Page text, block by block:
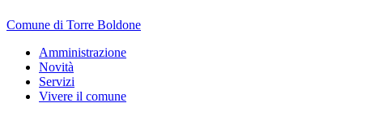
Comune di Torre Boldone
Amministrazione
Novità
Servizi
Vivere il comune